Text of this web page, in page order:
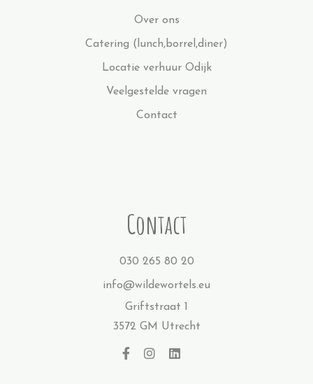
Over ons
Catering (lunch,borrel,diner)
Locatie verhuur Odijk
Veelgestelde vragen
Contact
Contact
030 265 80 20
info@wildewortels.eu
Griftstraat 1
3572 GM Utrecht